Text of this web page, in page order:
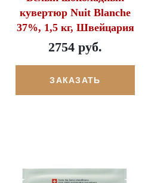
кувертюр Nuit Blanche
37%, 1,5 кг, Швейцария
2754 руб.
ЗАКАЗАТЬ